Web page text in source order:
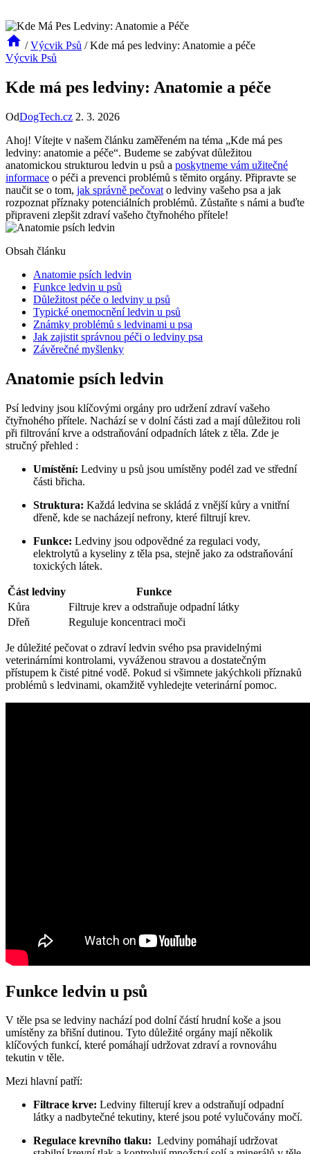
/ Výcvik Psů / Kde má pes ledviny: Anatomie a péče
Výcvik Psů
Kde má pes ledviny: Anatomie a péče
OdDogTech.cz 2. 3. 2026
Ahoj! Vítejte v našem článku zaměřeném ​na téma „Kde má pes
ledviny: anatomie a péče“. Budeme ‌se zabývat důležitou
anatomickou strukturou ledvin u psů a poskytneme vám užitečné
informace o péči a prevenci problémů s ​těmito⁢ orgány. Připravte se
naučit se o tom, jak správně pečovat o ledviny vašeho psa a jak
rozpoznat‍ příznaky potenciálních problémů. Zůstaňte s námi a buďte
připraveni zlepšit zdraví vašeho ​čtyřnohého přítele!
Obsah článku
Anatomie psích ⁤ledvin
Funkce ledvin ​u psů
Důležitost péče o ledviny u ‍psů
Typické onemocnění ledvin u psů
Známky problémů s⁤ ledvinami u psa
Jak zajistit správnou péči o ledviny psa
Závěrečné myšlenky
Anatomie psích ⁤ledvin
Psí ledviny ⁤jsou klíčovými orgány pro ‌udržení zdraví vašeho
čtyřnohého přítele. Nachází se v dolní části zad a mají důležitou ⁣roli
při filtrování krve a odstraňování odpadních látek z těla. Zde je
stručný přehled :
Umístění: Ledviny u psů jsou umístěny podél zad ve střední
části břicha.
Struktura: Každá ⁤ledvina se skládá z vnější kůry a vnitřní
‍dřeně,‍ kde ⁤se nacházejí nefrony, které filtrují ⁢krev.
Funkce: Ledviny jsou odpovědné⁢ za regulaci vody,⁤
elektrolytů a kyseliny z‌ těla psa, stejně jako za odstraňování
toxických ⁤látek.
Část ledviny
Funkce
Kůra
Filtruje⁤ krev a odstraňuje ‌odpadní látky
Dřeň
Reguluje koncentraci moči
Je důležité ⁢pečovat o zdraví ledvin svého psa pravidelnými
veterinárními kontrolami, vyváženou stravou a dostatečným
přístupem k čisté⁤ pitné vodě. ‍Pokud ⁣si všimnete jakýchkoli příznaků
problémů s ledvinami, okamžitě vyhledejte ⁣veterinární pomoc.
Funkce ledvin ​u psů
V ​těle psa ​se ledviny nachází pod dolní ‍částí hrudní koše a⁤ jsou
‍umístěny za ⁢břišní dutinou. Tyto důležité orgány mají několik
klíčových funkcí, které ​pomáhají udržovat zdraví a ⁣rovnováhu
⁢tekutin v těle.
Mezi hlavní patří:
Filtrace krve: ‍Ledviny filterují krev a odstraňují odpadní
látky a nadbytečné tekutiny, které jsou poté vylučovány močí.
Regulace krevního tlaku: ‌ Ledviny pomáhají udržovat